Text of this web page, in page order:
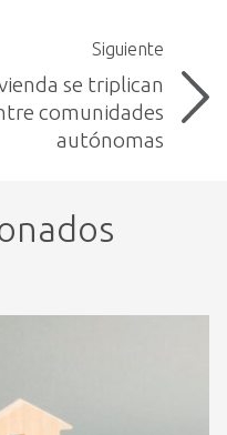
Siguiente
se triplican
comunidades
autónomas